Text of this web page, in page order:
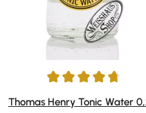
Bewertung von 4.78
Thomas Henry Tonic Water